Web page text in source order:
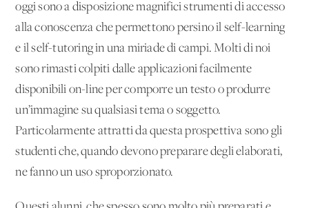
oggi sono a disposizione magnifici strumenti di accesso
alla conoscenza che permettono persino il self-learning
e il self-tutoring in una miriade di campi. Molti di noi
sono rimasti colpiti dalle applicazioni facilmente
disponibili on-line per comporre un testo o produrre
un’immagine su qualsiasi tema o soggetto.
Particolarmente attratti da questa prospettiva sono gli
studenti che, quando devono preparare degli elaborati,
ne fanno un uso sproporzionato.